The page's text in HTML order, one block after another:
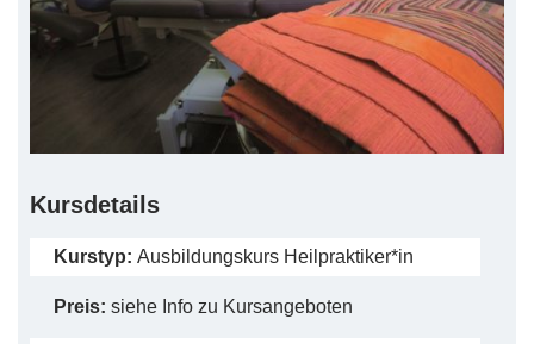
Kursdetails
Kurstyp: Ausbildungskurs Heilpraktiker*in
Preis: siehe Info zu Kursangeboten